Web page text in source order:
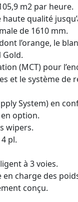
m2 par heure.
qualité
de 1610 mm.
l’orange, le
Gold.
(MCT) pour
et le système
System) en
option.
wipers.
pl.
à 3 voies.
charge des
conçu.